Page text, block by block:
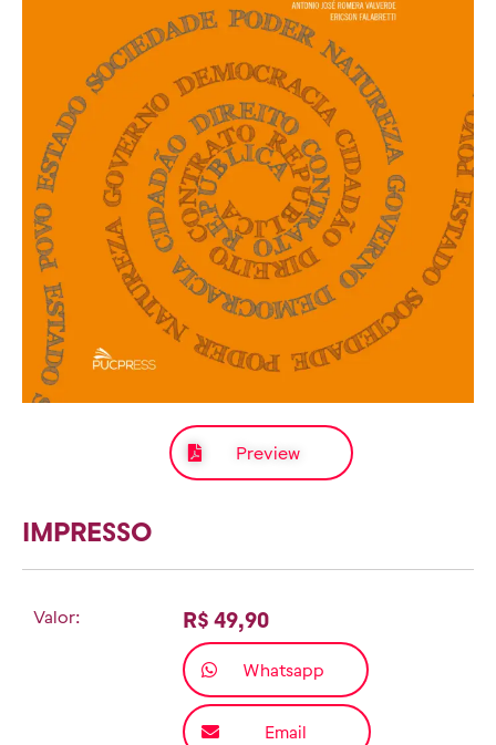
Preview
IMPRESSO
Valor: R$ 49,90
Whatsapp
Email